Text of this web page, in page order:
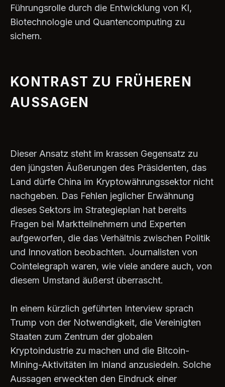
Führungsrolle durch die Entwicklung von KI,
Biotechnologie und Quantencomputing zu
sichern.
KONTRAST ZU FRÜHEREN
AUSSAGEN
Dieser Ansatz steht im krassen Gegensatz zu
den jüngsten Äußerungen des Präsidenten, das
Land dürfe China im Kryptowährungssektor nicht
nachgeben. Das Fehlen jeglicher Erwähnung
dieses Sektors im Strategieplan hat bereits
Fragen bei Marktteilnehmern und Experten
aufgeworfen, die das Verhältnis zwischen Politik
und Innovation beobachten. Journalisten von
Cointelegraph waren, wie viele andere auch, von
diesem Umstand äußerst überrascht.
In einem kürzlich geführten Interview sprach
Trump von der Notwendigkeit, die Vereinigten
Staaten zum Zentrum der globalen
Kryptoindustrie zu machen und die Bitcoin-
Mining-Aktivitäten im Inland anzusiedeln. Solche
Aussagen erweckten den Eindruck einer